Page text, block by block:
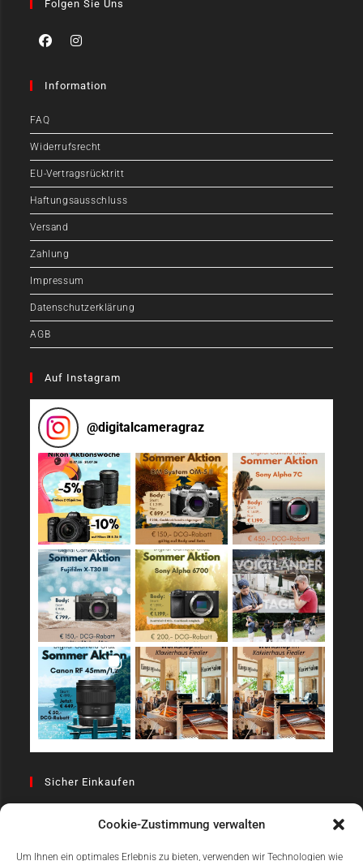
Cookie-Zustimmung verwalten
Um Ihnen ein optimales Erlebnis zu bieten, verwenden wir Technologien wie
Folgen Sie Uns
Information
FAQ
Widerrufsrecht
EU-Vertragsrücktritt
Haftungsausschluss
Versand
Zahlung
Impressum
Datenschutzerklärung
AGB
Auf Instagram
@digitalcameragraz
Sicher Einkaufen